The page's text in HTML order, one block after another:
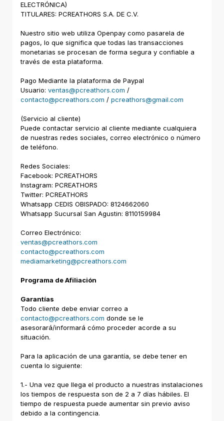
ELECTRÓNICA)
TITULARES: PCREATHORS S.A. DE C.V.
Nuestro sitio web utiliza Openpay como pasarela de
pagos, lo que significa que todas las transacciones
monetarias se procesan de forma segura y confiable a
través de esta plataforma.
Pago Mediante la plataforma de Paypal
Usuario: ventas@pcreathors.com /
contacto@pcreathors.com / pcreathors@gmail.com
(Servicio al cliente)
Puede contactar servicio al cliente mediante cualquiera
de nuestras redes sociales, correo electrónico o número
de teléfono.
Redes Sociales:
Facebook: PCREATHORS
Instagram: PCREATHORS
Twitter: PCREATHORS
Whatsapp CEDIS OBISPADO: 8124662060
Whatsapp Sucursal San Agustin: 8110159984
Correo Electrónico:
ventas@pcreathors.com
contacto@pcreathors.com
mediamarketing@pcreathors.com
Programa de Afiliación
Garantías
Todo cliente debe enviar correo a
contacto@pcreathors.com donde se le
asesorará/informará cómo proceder acorde a su
situación.
Para la aplicación de una garantía, se debe tener en
cuenta lo siguiente:
1.- Una vez que llega el producto a nuestras instalaciones
los tiempos de respuesta son de 2 a 7 días hábiles. El
tiempo de respuesta puede aumentar sin previo aviso
debido a la contingencia.